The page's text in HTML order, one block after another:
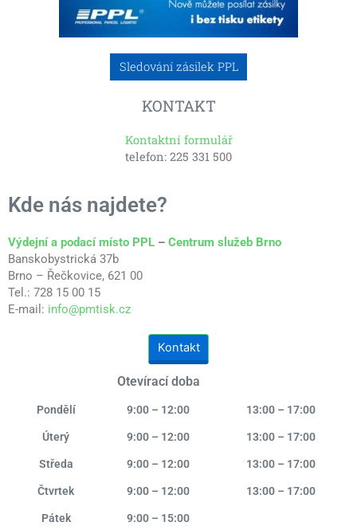
Sledování zásilek PPL
KONTAKT
Kontaktní formulář
telefon: 225 331 500
Kde nás najdete?
Výdejní a podací místo PPL – Centrum služeb Brno
Banskobystrická 37b
Brno – Řečkovice, 621 00
Tel.: 728 15 00 15
E-mail: info@pmtisk.cz
Kontakt
Otevírací doba
Pondělí 9:00 – 12:00 13:00 – 17:00
Úterý 9:00 – 12:00 13:00 – 17:00
Středa 9:00 – 12:00 13:00 – 17:00
Čtvrtek 9:00 – 12:00 13:00 – 17:00
Pátek 9:00 – 15:00